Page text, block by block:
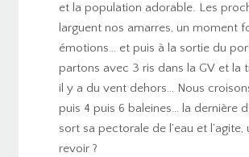
et la population adorable. Les
larguent nos amarres, un moment
émotions… et puis à la sortie du
partons avec 3 ris dans la GV et la
il y a du vent dehors… Nous
puis 4 puis 6 baleines… la dernière
sort sa pectorale de l’eau et l’agite,
revoir ?